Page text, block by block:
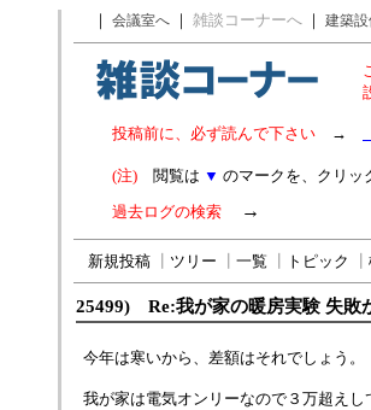
｜ 会議室へ ｜ 雑談コーナーへ ｜ 建築
投稿前に、必ず読んで下さい →
(注) 閲覧は ▼ のマークを、クリッ
過去ログの検索 →
新規投稿 ツリー 一覧 トピック
25499) Re:我が家の暖房実験 失敗
今年は寒いから、差額はそれでしょう。
我が家は電気オンリーなので３万超えし